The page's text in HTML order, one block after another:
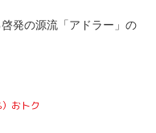
発の源流「アドラー」の
おトク